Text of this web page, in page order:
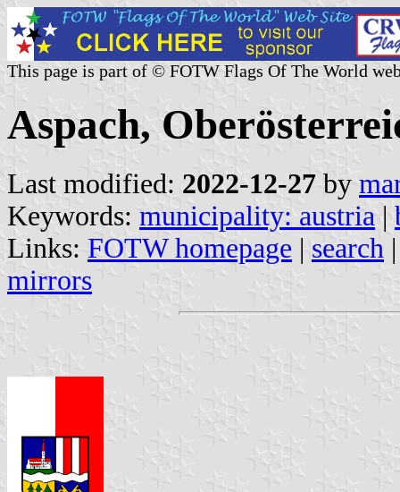
This page is part of © FOTW Flags Of The World
Aspach,
Last modified: 2022-12-27 by
Keywords: municipality: austria |
Links: FOTW homepage | search
mirrors